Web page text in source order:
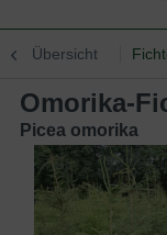
Übersicht
Omorika-
Picea omorika